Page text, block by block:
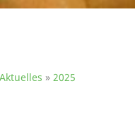
Aktuelles » 2025